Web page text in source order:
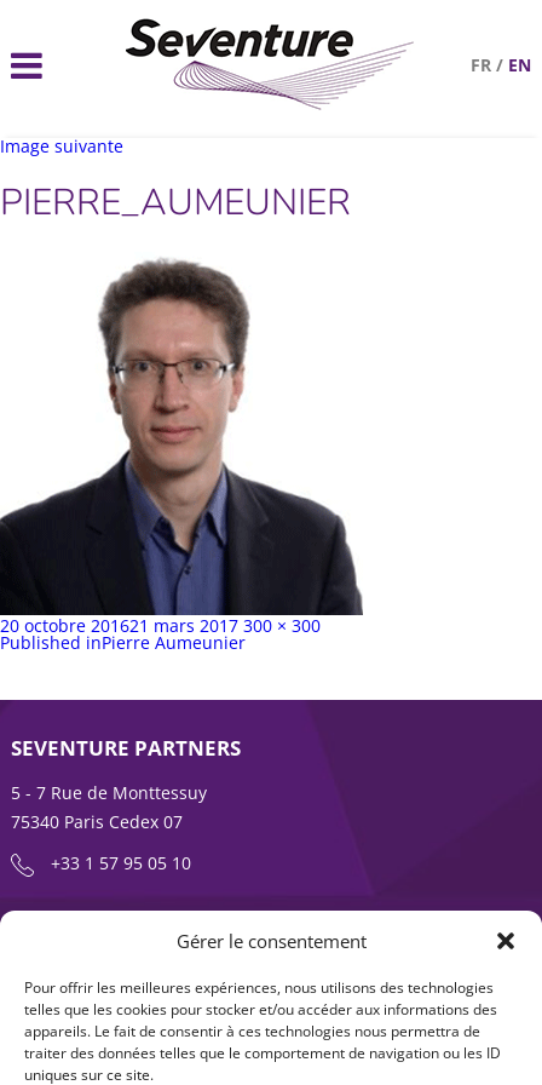
Gérer le consentement
Pour offrir les meilleures expériences, nous utilisons des technologies
telles que les cookies pour stocker et/ou accéder aux informations des
appareils. Le fait de consentir à ces technologies nous permettra de
traiter des données telles que le comportement de navigation ou les ID
uniques sur ce site.
FR / EN
Image suivante
PIERRE_AUMEUNIER
Publié
sur
20 octobre 201621 mars 2017 Taille
complète
300 × 300
Navigation
Published inPierre Aumeunier
SEVENTURE PARTNERS
5 - 7 Rue de Monttessuy
75340 Paris Cedex 07
+33 1 57 95 05 10
ENTREPRENDRE EST UNE AVENTURE
À propos
Expertises
Offre produits
Actualités
Contact